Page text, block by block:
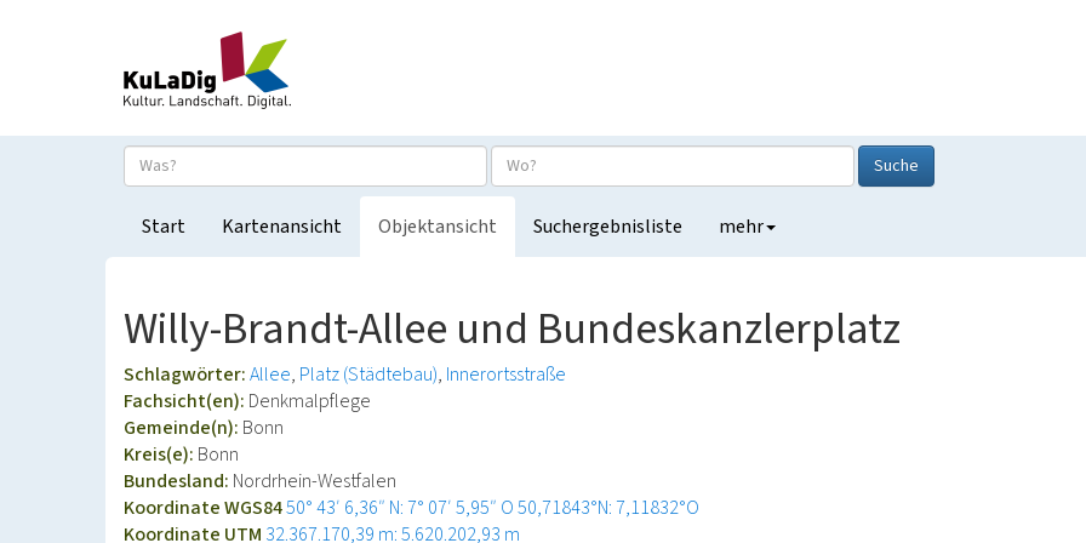
Suche
Start Kartenansicht Objektansicht Suchergebnisliste mehr
Willy-Brandt-Allee und Bundeskanzlerplatz
Schlagwörter:Allee Platz (Städtebau) Innerortsstraße
Fachsicht(en): Denkmalpflege
Gemeinde(n): Bonn
Kreis(e): Bonn
Bundesland: Nordrhein-Westfalen
Koordinate WGS8450° 43′ 6,36″ N: 7° 07′ 5,95″ O50,71843°N: 7,11832°O
Koordinate UTM 32.367.170,39 m: 5.620.202,93 m